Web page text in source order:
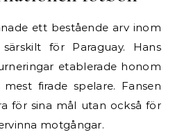
ett bestående arv inom
för Paraguay. Hans
etablerade honom
firade spelare. Fansen
för sina mål utan också för
motgångar.